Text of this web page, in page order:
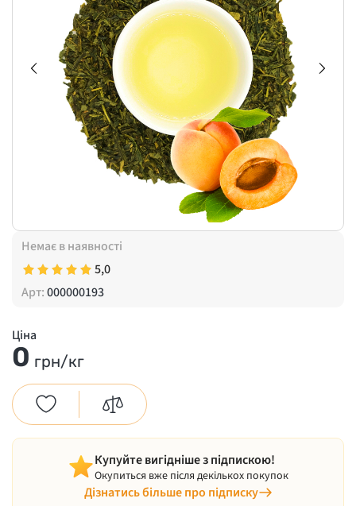
Немає в наявності
5,0
Арт:000000193
Ціна
0 грн/кг
Купуйте вигідніше з підпискою!
Окупиться вже після декількох покупок
Дізнатись більше про підписку